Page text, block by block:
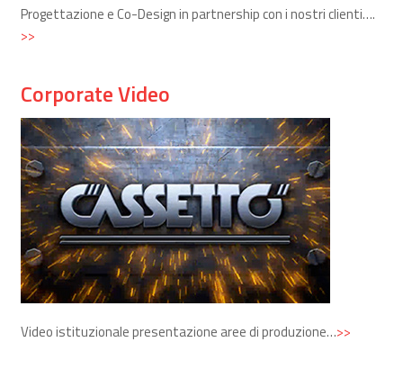
Progettazione e Co-Design in partnership con i nostri clienti….
>>
Corporate Video
Video istituzionale presentazione aree di produzione…>>